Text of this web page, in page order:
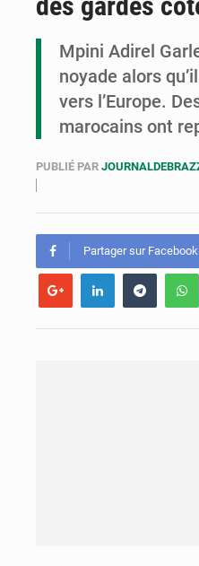
Mpini Adirel
noyade alors
vers l’Europe.
marocains ont
PUBLIÉ PAR
Partager sur Facebook